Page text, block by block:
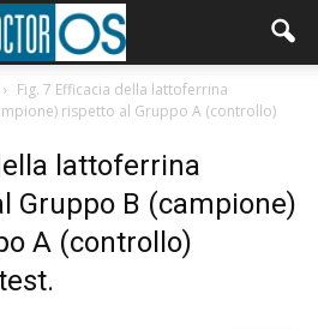
Fig. 7 Efficacia della lattoferrina
rispetto al Gruppo A (controllo)
lattoferrina
Gruppo B (campione)
A (controllo)